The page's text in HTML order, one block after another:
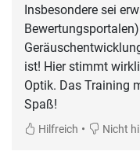
Insbesondere sei
ist! Hier stimmt
Optik. Das Training
Spaß!
Hilfreich • Nicht